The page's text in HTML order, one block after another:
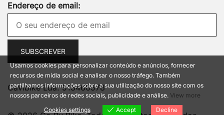
Endereço de email:
Cavibike Lda. 513460578
Usamos cookies para personalizar conteúdo e anúncios, fornecer
recursos de mídia social e analisar o nosso tráfego. Também
partilhamos informações sobre a sua utilização do nosso site com os
nossos parceiros de redes sociais, publicidade e análise. View more
Cookies settings
Accept Decline